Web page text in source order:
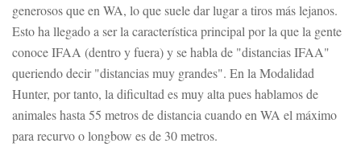
generosos que en WA, lo que suele dar lugar a tiros más lejanos.
Esto ha llegado a ser la característica principal por la que la gente
conoce IFAA (dentro y fuera) y se habla de "distancias IFAA"
queriendo decir "distancias muy grandes". En la Modalidad
Hunter, por tanto, la dificultad es muy alta pues hablamos de
animales hasta 55 metros de distancia cuando en WA el máximo
para recurvo o longbow es de 30 metros.